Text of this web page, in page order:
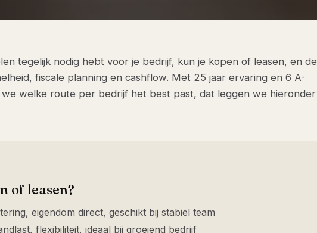
tegelijk nodig hebt voor je bedrijf, kun je kopen of leasen, en de
fiscale planning en cashflow. Met 25 jaar ervaring en 6 A-
welke route per bedrijf het best past, dat leggen we hieronder
of leasen?
eigendom direct, geschikt bij stabiel team
flexibiliteit, ideaal bij groeiend bedrijf